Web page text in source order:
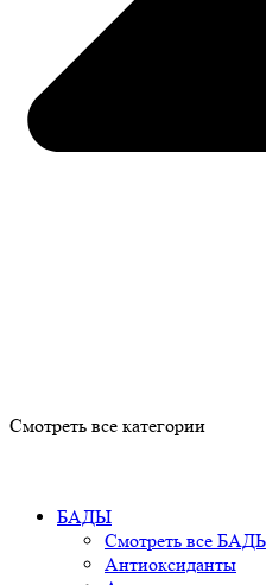
Смотреть все категории
БАДЫ
Смотреть все
Антиоксиданты